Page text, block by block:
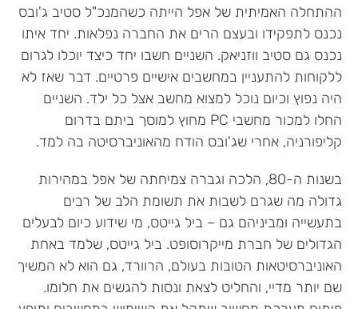
ההתחלה האמיתית של אפל הייתה כשהמנכ"ל סטיב ג'ובס
נכנס לתפקידו ובעצם הרים את החברה נפלאות. יחד איתו
נכנס גם סטיב ווזניאק. השניים חשבו יחד כיצד יוכלו לגרום
ללקוחות להתעניין במחשבים אישיים פרטיים. דבר שאז לא
היה נפוץ וכיום נוכל למצוא מחשב אצל כל ילד. השניים
החלו למכור מחשבי PC מחוץ למוסך ביתם בדרום
קליפורניה, אחרי שג'ובס הודח מהאוניברסיטה בה למד.
בשנות ה-80, הלכה וגברה צמיחתה של אפל במהירות
גדולה מה שגרם לשבות את תשומת הלב של רבים
בתעשייה ומביניהם גם – ביל גייטס, מי שידוע כיום לבעלים
הגדולים של חברת מייקרוסופט. ביל גייטס, שלמד באחת
האוניברסיטאות הטובות בעולם, הרוורד, גם הוא לא המשיך
שם יותר מדיי, והחליט לצאת ונסות להגשים את חלומו.